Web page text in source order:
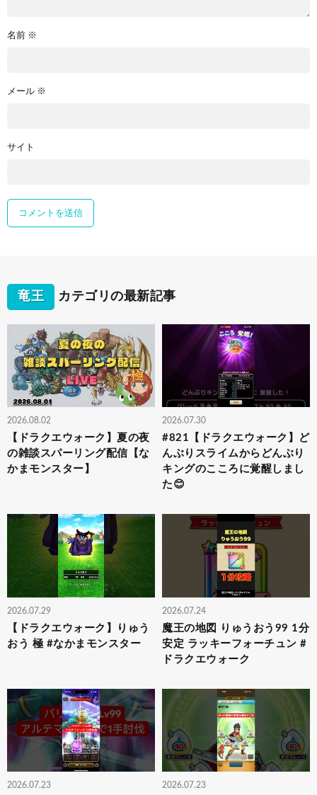
名前 ※
メール ※
サイト
竜王 カテゴリの最新記事
2026.08.02
【ドラクエウォーク】夏の夜
の雑談スパーリング配信【な
かまモンスター】
2026.07.30
#821【ドラクエウォーク】ど
んぶりスライムからどんぶり
キングのこころに覚醒しまし
た😊
2026.07.29
【ドラクエウォーク】りゅう
おう 極 #なかまモンスター
2026.07.24
魔王の地図 りゅうおう99 1分
安定 ラッキーフォーチュン #
ドラクエウォーク
2026.07.23 2026.07.23